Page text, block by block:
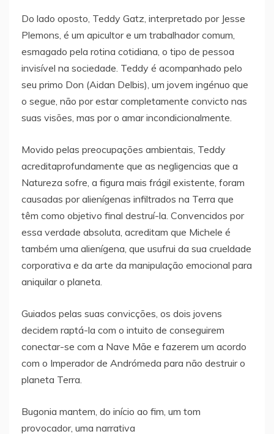
Do lado oposto, Teddy Gatz, interpretado por Jesse
Plemons, é um apicultor e um trabalhador comum,
esmagado pela rotina cotidiana, o tipo de pessoa
invisível na sociedade. Teddy é acompanhado pelo
seu primo Don (Aidan Delbis), um jovem ingénuo que
o segue, não por estar completamente convicto nas
suas visões, mas por o amar incondicionalmente.
Movido pelas preocupações ambientais, Teddy
acreditaprofundamente que as negligencias que a
Natureza sofre, a figura mais frágil existente, foram
causadas por alienígenas infiltrados na Terra que
têm como objetivo final destruí-la. Convencidos por
essa verdade absoluta, acreditam que Michele é
também uma alienígena, que usufrui da sua crueldade
corporativa e da arte da manipulação emocional para
aniquilar o planeta.
Guiados pelas suas convicções, os dois jovens
decidem raptá-la com o intuito de conseguirem
conectar-se com a Nave Mãe e fazerem um acordo
com o Imperador de Andrómeda para não destruir o
planeta Terra.
Bugonia mantem, do início ao fim, um tom
provocador, uma narrativa